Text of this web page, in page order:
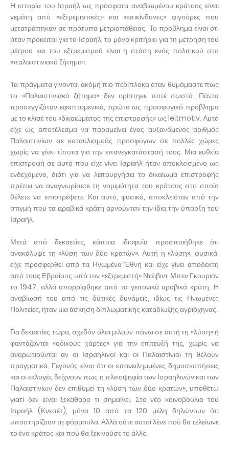
Η ιστορία του Ισραήλ ως πρόσφατα αναβιωμένου κράτους είναι
γεμάτη από «εξτρεμιστικές» και «επικίνδυνες» φιγούρες που
μετατράπηκαν σε πρότυπα μετριοπάθειας. Το πρόβλημα είναι ότι
όταν πρόκειται για το Ισραήλ, το μόνο κριτήριο για τη μέτρηση του
μέτρου και του εξτρεμισμού είναι η στάση ενός πολιτικού στο
«παλαιστινιακό ζήτημα».
Τα πράγματα γίνονται ακόμη πιο περίπλοκα όταν θυμόμαστε πως
το «Παλαιστινιακό ζήτημα» δεν ορίστηκε ποτέ σωστά. Πάντα
προσεγγιζόταν εφαπτομενικά, πρώτα ως προσφυγικό πρόβλημα
με το κλισέ του «δικαιώματος της επιστροφής» ως leitmotiv. Αυτό
είχε ως αποτέλεσμα να παραμείνει ένας αυξανόμενος αριθμός
Παλαιστινίων σε καταυλισμούς προσφύγων σε πολλές χώρες
χωρίς να γίνει τίποτα για την επανεγκατάστασή τους. Μια ευθεία
επιστροφή σε αυτό που είχε γίνει Ισραήλ ήταν αποκλεισμένο ως
ενδεχόμενο, διότι για να λειτουργήσει το δικαίωμα επιστροφής
πρέπει να αναγνωρίσετε τη νομιμότητα του κράτους στο οποίο
θέλετε να επιστρέψετε. Και αυτό, φυσικά, αποκλειόταν από την
στιγμή που τα αραβικά κράτη αρνούνταν την ίδια την ύπαρξη του
Ισραήλ.
Μετά από δεκαετίες, κάποια ιδιοφυΐα προσποιήθηκε ότι
ανακάλυψε τη «λύση των δύο κρατών». Αυτή η «λύση», φυσικά,
είχε προσφερθεί από τα Ηνωμένα Έθνη και είχε γίνει αποδεκτή
από τους Εβραίους υπό τον «εξτρεμιστή» Ντέιβιντ Μπεν Γκουριόν
το 1947, αλλά απορρίφθηκε από τα γειτονικά αραβικά κράτη. Η
αναβίωσή του από τις δυτικές δυνάμεις, ιδίως τις Ηνωμένες
Πολιτείες, ήταν μια άσκηση διπλωματικής καταδίωξης αγριόχηνας.
Για δεκαετίες τώρα, σχεδόν όλοι μιλούν πάνω σε αυτή τη «λύση» ή
φαντάζονται «οδικούς χάρτες» για την επίτευξή της, χωρίς να
αναρωτιούνται αν οι Ισραηλινοί και οι Παλαιστίνιοι τη θέλουν
πραγματικά. Γεγονός είναι ότι οι επανειλημμένες δημοσκοπήσεις
και οι εκλογές δείχνουν πως η πλειοψηφία των Ισραηλινών και των
Παλαιστινίων δεν επιθυμεί τη «λύση των δύο κρατών», υποθέτω
γιατί δεν είναι ξεκάθαρο τι σημαίνει. Στο νέο κοινοβούλιο του
Ισραήλ (Κνεσέτ), μόνο 10 από τα 120 μέλη δηλώνουν ότι
υποστηρίζουν τη φόρμουλα. Αλλά ούτε αυτοί λένε πού θα τελείωνε
το ένα κράτος και πού θα ξεκινούσε το άλλο.